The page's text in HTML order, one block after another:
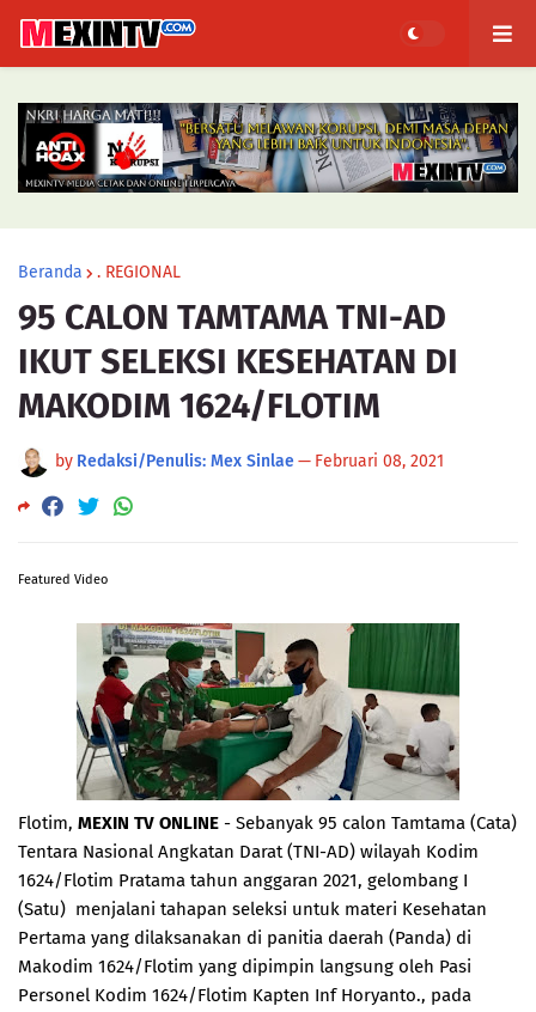
Beranda . REGIONAL
95 CALON TAMTAMA TNI-AD
IKUT SELEKSI KESEHATAN DI
MAKODIM 1624/FLOTIM
by Redaksi/Penulis: Mex Sinlae— Februari 08, 2021
Featured Video
Flotim, MEXIN TV ONLINE - Sebanyak 95 calon Tamtama (Cata)
Tentara Nasional Angkatan Darat (TNI-AD) wilayah Kodim
1624/Flotim Pratama tahun anggaran 2021, gelombang I
(Satu) menjalani tahapan seleksi untuk materi Kesehatan
Pertama yang dilaksanakan di panitia daerah (Panda) di
Makodim 1624/Flotim yang dipimpin langsung oleh Pasi
Personel Kodim 1624/Flotim Kapten Inf Horyanto., pada